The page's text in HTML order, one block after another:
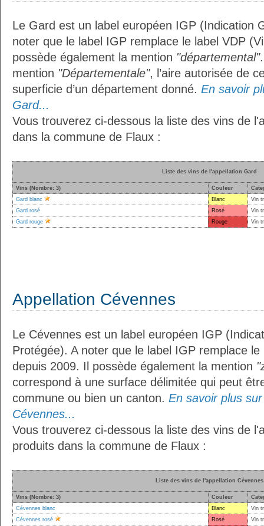
Le Gard est un label européen IGP (Indication
noter que le label IGP remplace le label VDP
possède également la mention "départemental"
mention "Départementale", l’aire autorisée de
superficie d’un département donné. En savoir
Gard...
Vous trouverez ci-dessous la liste des vins de
dans la commune de Flaux :
Liste des vins de l'appellation Gard
Vins (Nombre: 3) Couleur
Gard blanc
Blanc
Vin
Gard rosé
Rosé
Vin
Gard rouge
Rouge Vin
Appellation Cévennes
Le Cévennes est un label européen IGP
Protégée). A noter que le label IGP remplace
depuis 2009. Il possède également la mention
correspond à une surface délimitée qui peut
commune ou bien un canton. En savoir plus
Cévennes...
Vous trouverez ci-dessous la liste des vins de
produits dans la commune de Flaux :
Liste des vins de l'appellation Cévennes
Vins (Nombre: 3) Couleur
Cévennes blanc
Blanc
Vin
Cévennes rosé
Rosé Vin